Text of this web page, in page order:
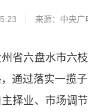
来源：中央广
六盘水市六枝
通过落实一揽
择业、市场调